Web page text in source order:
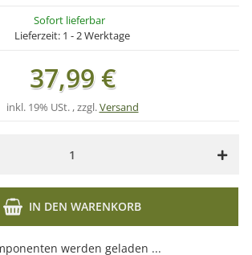
Sofort lieferbar
Lieferzeit: 1 - 2 Werktage
37,99 €
inkl. 19% USt. , zzgl.Versand
IN DEN WARENKORB
werden geladen ...